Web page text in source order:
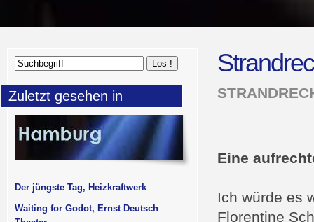
Eine
Ich würde es
Florentine
Zuletzt gesehen in
Der jüngste Tag, Heizkraftwerk
Waiting for Godot, Ernst Deutsch